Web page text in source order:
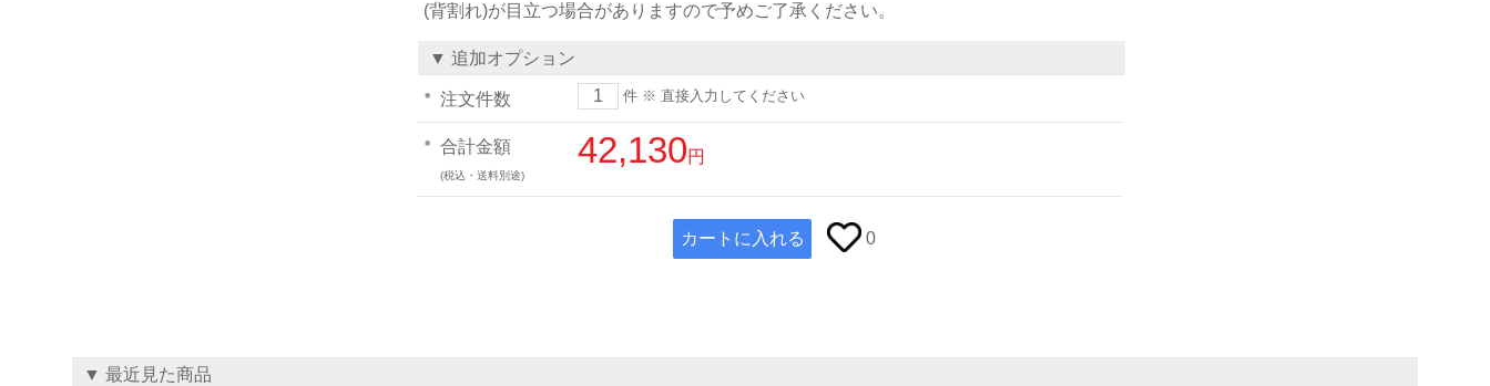
(背割れ)が目立つ場合がありますので予めご了承ください。
▼ 追加オプション
注文件数 件 ※ 直接入力してください
合計金額
(税込・送料別途)
42,130円
カートに入れる 0
▼ 最近見た商品